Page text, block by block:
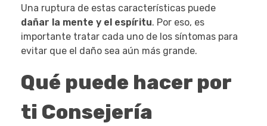
Una ruptura de estas características puede
dañar la mente y el espíritu. Por eso, es
importante tratar cada uno de los síntomas para
evitar que el daño sea aún más grande.
Qué puede hacer por
ti Consejería